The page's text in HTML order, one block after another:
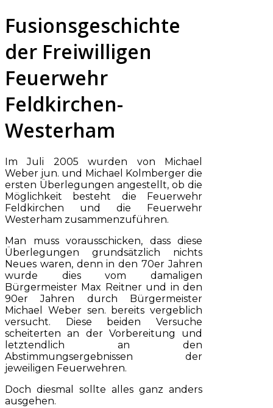
Fusionsgeschichte
der Freiwilligen
Feuerwehr
Feldkirchen-
Westerham
Im Juli 2005 wurden von Michael
Weber jun. und Michael Kolmberger die
ersten Überlegungen angestellt, ob die
Möglichkeit besteht die Feuerwehr
Feldkirchen und die Feuerwehr
Westerham zusammenzuführen.
Man muss vorausschicken, dass diese
Überlegungen grundsätzlich nichts
Neues waren, denn in den 70er Jahren
wurde dies vom damaligen
Bürgermeister Max Reitner und in den
90er Jahren durch Bürgermeister
Michael Weber sen. bereits vergeblich
versucht. Diese beiden Versuche
scheiterten an der Vorbereitung und
letztendlich an den
Abstimmungsergebnissen der
jeweiligen Feuerwehren.
Doch diesmal sollte alles ganz anders
ausgehen.